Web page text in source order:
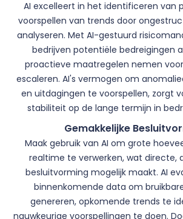
AI excelleert in het identificeren van
voorspellen van trends door
analyseren. Met AI-gestuurd
bedrijven potentiële bedreigingen
proactieve maatregelen nemen
escaleren. AI's vermogen om
en uitdagingen te voorspellen, zorgt
stabiliteit op de lange termijn in
Gemakkelijke
Maak gebruik van AI om grote
realtime te verwerken, wat directe,
besluitvorming mogelijk maakt. AI
binnenkomende data om
genereren, opkomende trends te
nauwkeurige voorspellingen te doen.